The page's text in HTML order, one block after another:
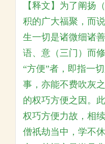
【释文】为了阐扬
积的广大福聚，而
生一切是诸微细诸
语、意（三门）而
“方便”者，即指一
事，亦能不费吹灰
的权巧方便之因。
权巧方便力故，相
僧祇劫当中，学不